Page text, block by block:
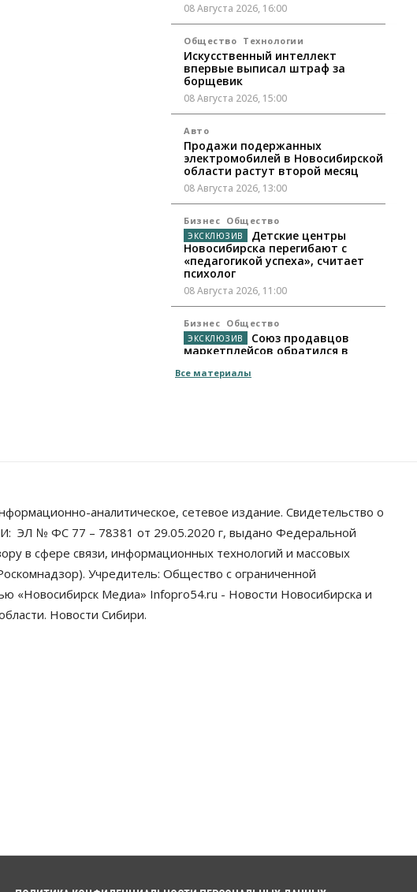
08 Августа 2026, 16:00
Общество Технологии
Искусственный интеллект
впервые выписал штраф за
борщевик
08 Августа 2026, 15:00
Авто
Продажи подержанных
электромобилей в Новосибирской
области растут второй месяц
08 Августа 2026, 13:00
Бизнес Общество
Детские центры
Новосибирска перегибают с
«педагогикой успеха», считает
психолог
08 Августа 2026, 11:00
Бизнес Общество
Союз продавцов
маркетплейсов обратился в
WB
В Новосибирской
области резко сократился
грузооборот в автоперевозках
07 Августа 2026, 19:00
Общество
Все материалы
аналитическое, сетевое издание. Свидетельство о
ЭЛ № ФС 77 – 78381 от 29.05.2020 г, выдано Федеральной
в сфере связи, информационных технологий и массовых
Учредитель: Общество с ограниченной
«Новосибирск Медиа» Infopro54.ru - Новости Новосибирска и
Новости Сибири.